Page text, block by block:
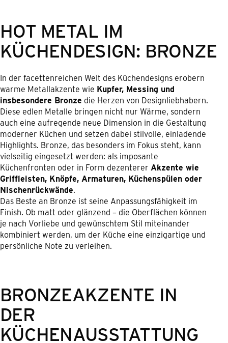
HOT METAL IM
KÜCHENDESIGN: BRONZE
In der facettenreichen Welt des Küchendesigns erobern
warme Metallakzente wie Kupfer, Messing und
insbesondere Bronze die Herzen von Designliebhabern.
Diese edlen Metalle bringen nicht nur Wärme, sondern
auch eine aufregende neue Dimension in die Gestaltung
moderner Küchen und setzen dabei stilvolle, einladende
Highlights. Bronze, das besonders im Fokus steht, kann
vielseitig eingesetzt werden: als imposante
Küchenfronten oder in Form dezenterer Akzente wie
Griffleisten, Knöpfe, Armaturen, Küchenspülen oder
Nischenrückwände.
Das Beste an Bronze ist seine Anpassungsfähigkeit im
Finish. Ob matt oder glänzend – die Oberflächen können
je nach Vorliebe und gewünschtem Stil miteinander
kombiniert werden, um der Küche eine einzigartige und
persönliche Note zu verleihen.
BRONZEAKZENTE IN
DER
KÜCHENAUSSTATTUNG